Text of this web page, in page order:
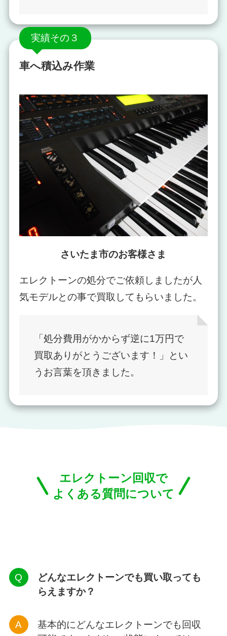
実績その３
車へ積込み作業
さいたま市のお客様さま
エレクトーンの処分でご依頼しましたが人
気モデルとの事で買取してもらいました。
「処分費用がかからず逆に1万円で
買取ありがとうございます！」とい
うお言葉を頂きました。
エレクトーン回収で
よくある質問について
どんなエレクトーンでも買い取っても
らえますか？
基本的にどんなエレクトーンでも回収